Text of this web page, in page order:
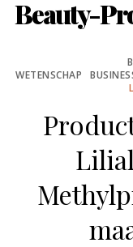
Beauty-
WETENSCHAP